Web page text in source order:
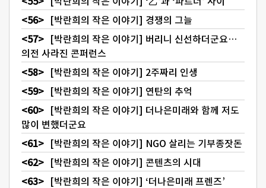
[박란희의 작은 이야기] 경쟁의 그늘
[박란희의 작은 이야기] 버리니 신선하더군요…
의전 사라진 콘퍼런스
[박란희의 작은 이야기] 2주짜리 인생
[박란희의 작은 이야기] 연탄의 추억
[박란희의 작은 이야기] 더나은미래와 함께 저도
많이 변했더군요
[박란희의 작은 이야기] NGO 살리는 기부종잣돈
[박란희의 작은 이야기] 콘텐츠의 시대
[박란희의 작은 이야기] ‘더나은미래 프렌즈’